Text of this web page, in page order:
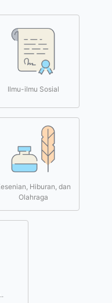
Ilmu-ilmu Sosial
Hiburan, dan
Olahraga